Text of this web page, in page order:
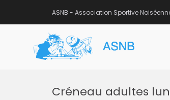
ASNB - Association Sportive
Créneau adultes